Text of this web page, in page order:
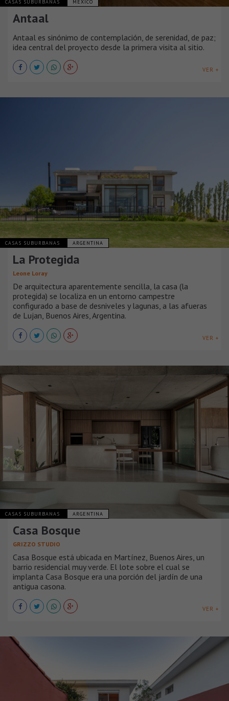
CASAS SUBURBANAS MÉXICO
Antaal
Antaal es sinónimo de contemplación, de serenidad, de paz;
idea central del proyecto desde la primera visita al sitio.
VER +
CASAS SUBURBANAS ARGENTINA
La Protegida
Leone Loray
De arquitectura aparentemente sencilla, la casa (la
protegida) se localiza en un entorno campestre
configurado a base de desniveles y lagunas, a las afueras
de Lujan, Buenos Aires, Argentina.
VER +
CASAS SUBURBANAS ARGENTINA
Casa Bosque
GRIZZO STUDIO
Casa Bosque está ubicada en Martínez, Buenos Aires, un
barrio residencial muy verde. El lote sobre el cual se
implanta Casa Bosque era una porción del jardín de una
antigua casona.
VER +